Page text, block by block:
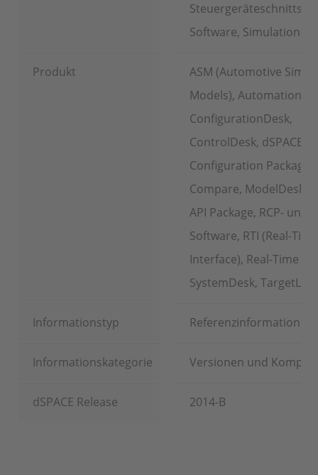
Software,
Produkt
ASM (Automotive
Models),
ConfigurationDesk,
ControlDesk, dSPACE
Configuration Package,
Compare, ModelDesk,
API Package, RCP- und
Software, RTI (Real-Time
Interface), Real-Time
SystemDesk,
Informationstyp Referenzinformationen
Informationskategorie Versionen und
dSPACE Release 2014-B